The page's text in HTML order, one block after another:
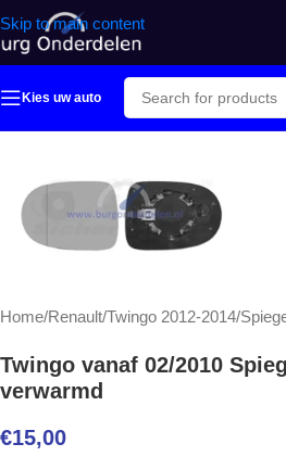
Skip to main content
Kies uw auto
Home/Renault/Twingo 2012-2014/
Twingo vanaf 02/2010
verwarmd
€15,00